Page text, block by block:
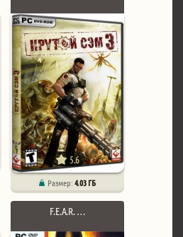
5.6
Размер:4.03 ГБ
F.E.A.R. …